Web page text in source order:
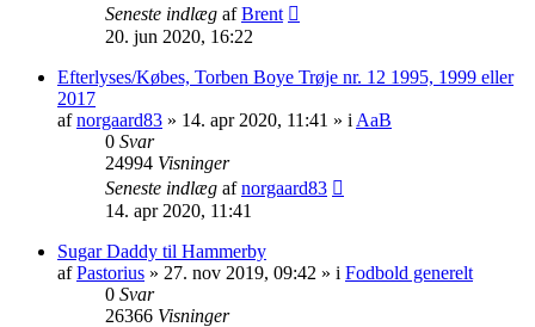
Seneste indlæg afBrent
20. jun 2020, 16:22
Efterlyses/Købes, Torben Boye Trøje nr. 12 1995, 1999 eller
2017
afnorgaard83 » 14. apr 2020, 11:41 » i AaB
0 Svar
24994 Visninger
Seneste indlæg afnorgaard83
14. apr 2020, 11:41
Sugar Daddy til Hammerby
afPastorius » 27. nov 2019, 09:42 » i Fodbold generelt
0 Svar
26366 Visninger